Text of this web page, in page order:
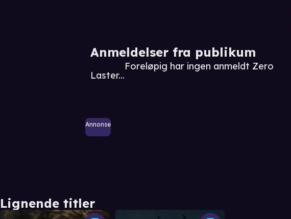
Anmeldelser fra publikum
Laster...
Foreløpig har ingen anmeldt Zero
Annonse
Lignende titler